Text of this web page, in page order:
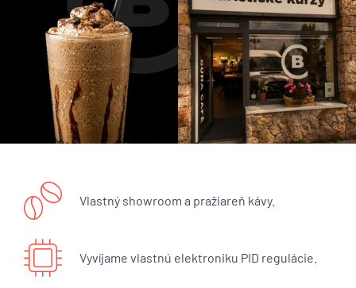
Vlastný showroom a pražiareň kávy.
Vyvíjame vlastnú elektroniku PID regulácie.